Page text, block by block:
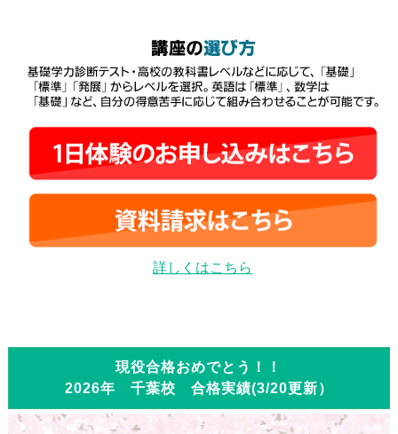
詳しくはこちら
現役合格おめでとう！！
2026年 千葉校 合格実績(3/20更新）